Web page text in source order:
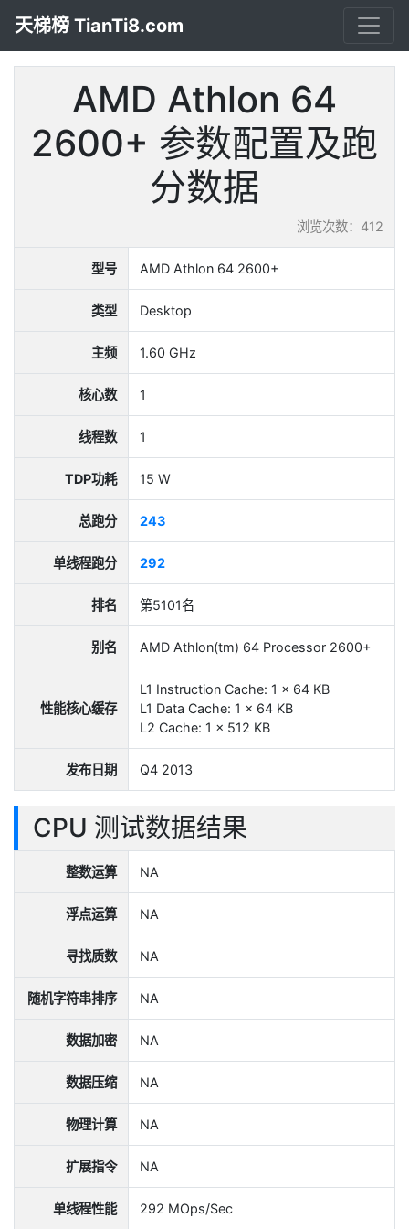
天梯榜 TianTi8.com
AMD Athlon 64
2600+ 参数配置及跑
分数据
浏览次数：412
型号 AMD Athlon 64 2600+
类型 Desktop
主频 1.60 GHz
核心数 1
线程数 1
TDP功耗 15 W
总跑分 243
单线程跑分 292
排名 第5101名
别名 AMD Athlon(tm) 64 Processor 2600+
性能核心缓存
L1 Instruction Cache: 1 x 64 KB
L1 Data Cache: 1 x 64 KB
L2 Cache: 1 x 512 KB
发布日期 Q4 2013
CPU 测试数据结果
整数运算 NA
浮点运算 NA
寻找质数 NA
随机字符串排序 NA
数据加密 NA
数据压缩 NA
物理计算 NA
扩展指令 NA
单线程性能 292 MOps/Sec